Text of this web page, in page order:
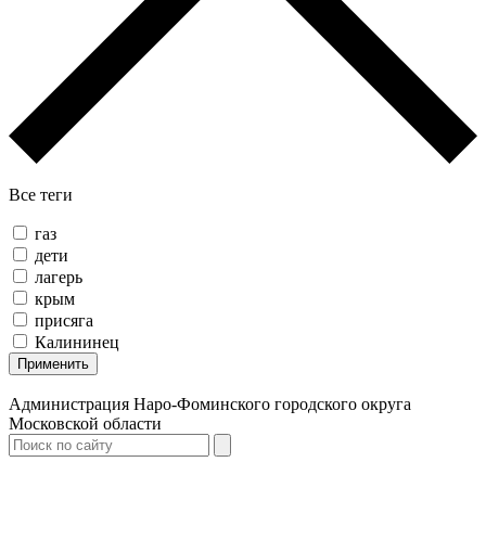
Все теги
газ
дети
лагерь
крым
присяга
Калининец
Применить
Администрация Наро-Фоминского городского округа
Московской области